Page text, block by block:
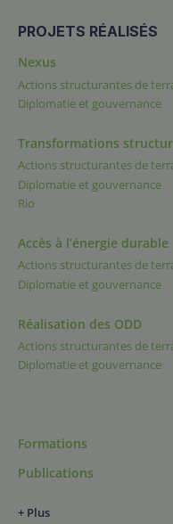
PROJETS RÉALISÉS
Nexus
Actions structurantes de
Diplomatie et gouvernance
Transformations
Actions structurantes de
Diplomatie et gouvernance
Rio
Accès à l’énergie durable
Actions structurantes de
Diplomatie et gouvernance
Réalisation des ODD
Actions structurantes de
Diplomatie et gouvernance
Formations
Publications
+ Plus